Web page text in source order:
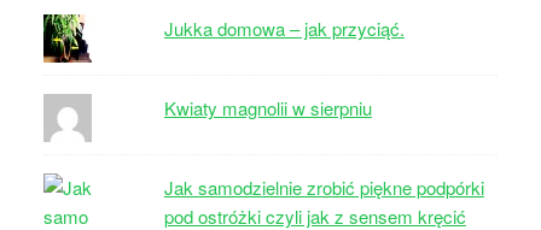
Jukka domowa – jak przyciąć.
Kwiaty magnolii w sierpniu
Jak samodzielnie zrobić piękne podpórki
pod ostróżki czyli jak z sensem kręcić